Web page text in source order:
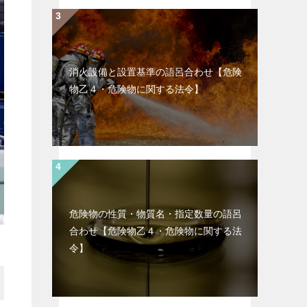
消火設備と設置基準の語呂合わせ【危険
物乙４・危険物に関する法令】
危険物の性質・物質名・指定数量の語呂
合わせ【危険物乙４・危険物に関する法
令】